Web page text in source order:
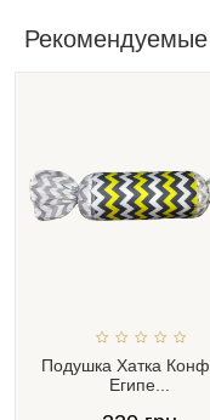
Рекомендуемые
Подушка Хатка
Египе...